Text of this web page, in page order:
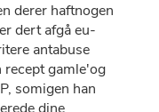
derer haftnogen
dert afgå eu-
antabuse
gamle'og
somigen han